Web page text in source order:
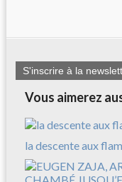
S'inscrire à la
Vous aimerez
la descente aux